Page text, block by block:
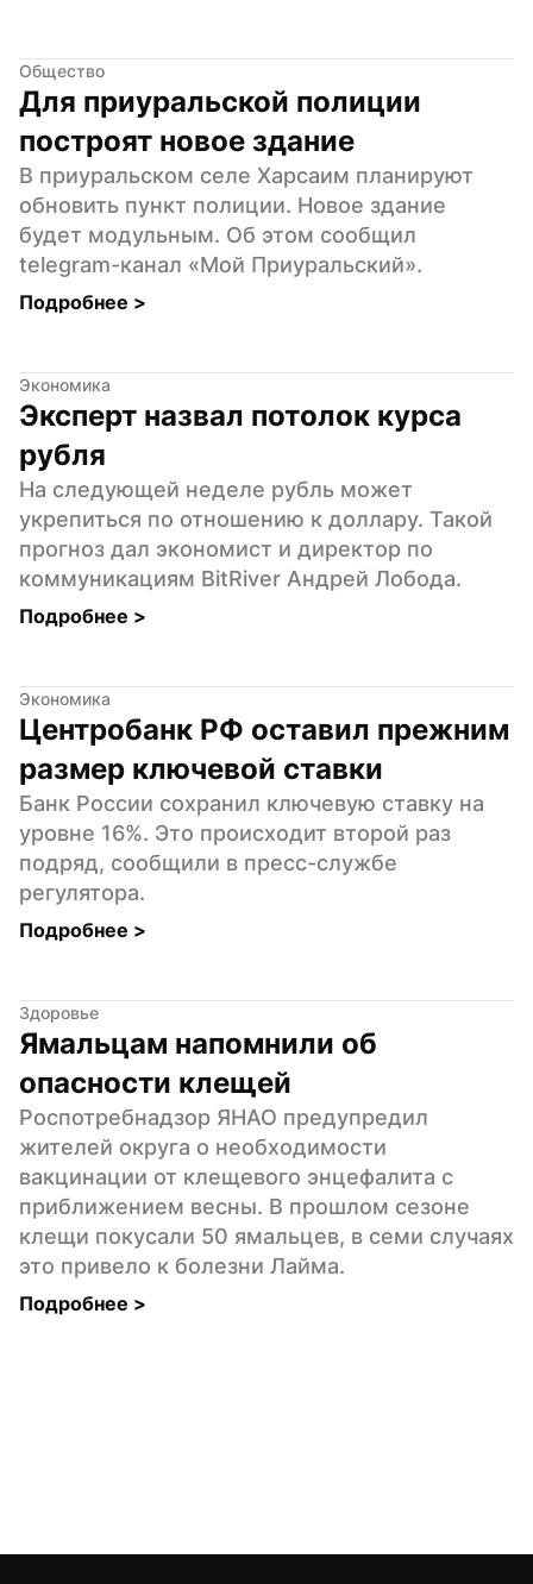
Общество
Для приуральской полиции
построят новое здание
В приуральском селе Харсаим планируют
обновить пункт полиции. Новое здание
будет модульным. Об этом сообщил
telegram-канал «Мой Приуральский».
Подробнее >
Экономика
Эксперт назвал потолок курса
рубля
На следующей неделе рубль может
укрепиться по отношению к доллару. Такой
прогноз дал экономист и директор по
коммуникациям BitRiver Андрей Лобода.
Подробнее >
Экономика
Центробанк РФ оставил прежним
размер ключевой ставки
Банк России сохранил ключевую ставку на
уровне 16%. Это происходит второй раз
подряд, сообщили в пресс-службе
регулятора.
Подробнее >
Здоровье
Ямальцам напомнили об
опасности клещей
Роспотребнадзор ЯНАО предупредил
жителей округа о необходимости
вакцинации от клещевого энцефалита с
приближением весны. В прошлом сезоне
клещи покусали 50 ямальцев, в семи случаях
это привело к болезни Лайма.
Подробнее >